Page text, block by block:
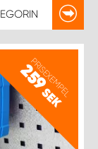
PRISEXEMPEL
259
SEK